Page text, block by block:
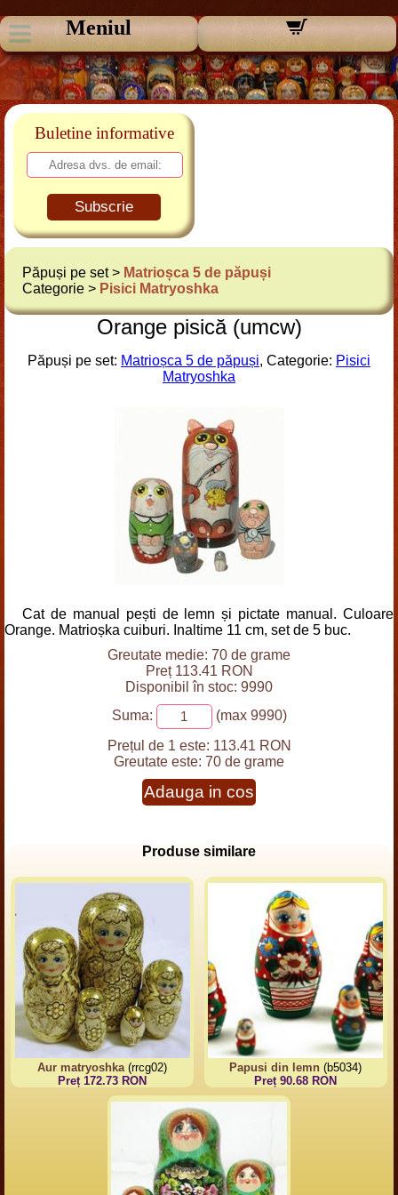
Meniul
Buletine informative
Subscrie
Păpuși pe set > Matrioșca 5 de păpuși
Categorie > Pisici Matryoshka
Orange pisică (umcw)
Păpuși pe set: Matrioșca 5 de păpuși, Categorie: Pisici
Matryoshka
Cat de manual pești de lemn și pictate manual. Culoare
Orange. Matrioșka cuiburi. Inaltime 11 cm, set de 5 buc.
Greutate medie: 70 de grame
Preț 113.41 RON
Disponibil în stoc: 9990
Suma:
(max 9990)
Prețul de 1 este: 113.41 RON
Greutate este: 70 de grame
Adauga in cos
Produse similare
Aur matryoshka(rrcg02)
Preț 172.73 RON
Papusi din lemn (b5034)
Preț 90.68 RON